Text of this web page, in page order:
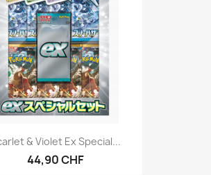
& Violet Ex Special...
44,90 CHF